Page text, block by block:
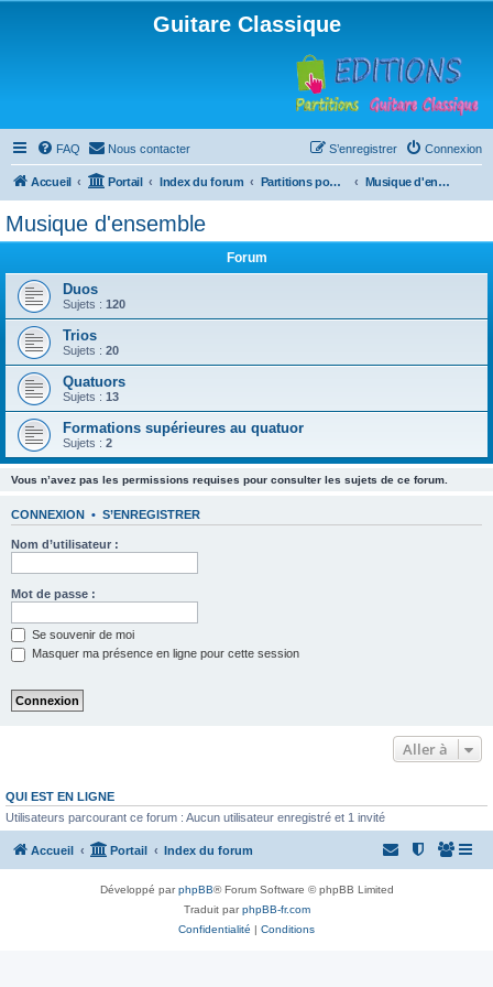
Guitare Classique
FAQ Nous contacter Connexion
S’enregistrer
Accueil Portail Index du forum Partitions pour guitare en libre téléchargement Musique d'ensemble
Musique d'ensemble
Forum
Duos
Sujets : 120
Trios
Sujets : 20
Quatuors
Sujets : 13
Formations supérieures au quatuor
Sujets : 2
Vous n’avez pas les permissions requises pour consulter les sujets de ce forum.
CONNEXION • S’ENREGISTRER
Nom d’utilisateur :
Mot de passe :
Se souvenir de moi
Masquer ma présence en ligne pour cette session
Aller à
QUI EST EN LIGNE
Utilisateurs parcourant ce forum : Aucun utilisateur enregistré et 1 invité
Accueil Portail Index du forum
Développé parphpBB® Forum Software © phpBB Limited
Traduit parphpBB-fr.com
Confidentialité | Conditions